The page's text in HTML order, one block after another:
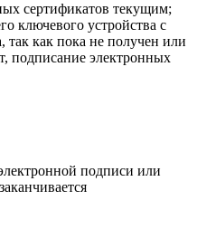
сертификатов текущим;
ключевого устройства с
так как пока не получен или
подписание электронных
подписи или